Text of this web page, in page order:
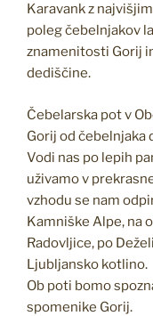
Karavank z
poleg čebelnjakov
znamenitosti Gorij
dediščine.
Čebelarska pot v
Gorij od čebelnjaka
Vodi nas po lepih
uživamo v
vzhodu se nam
Kamniške Alpe, na
Radovljice, po
Ljubljansko kotlino.
Ob poti bomo
spomenike Gorij.